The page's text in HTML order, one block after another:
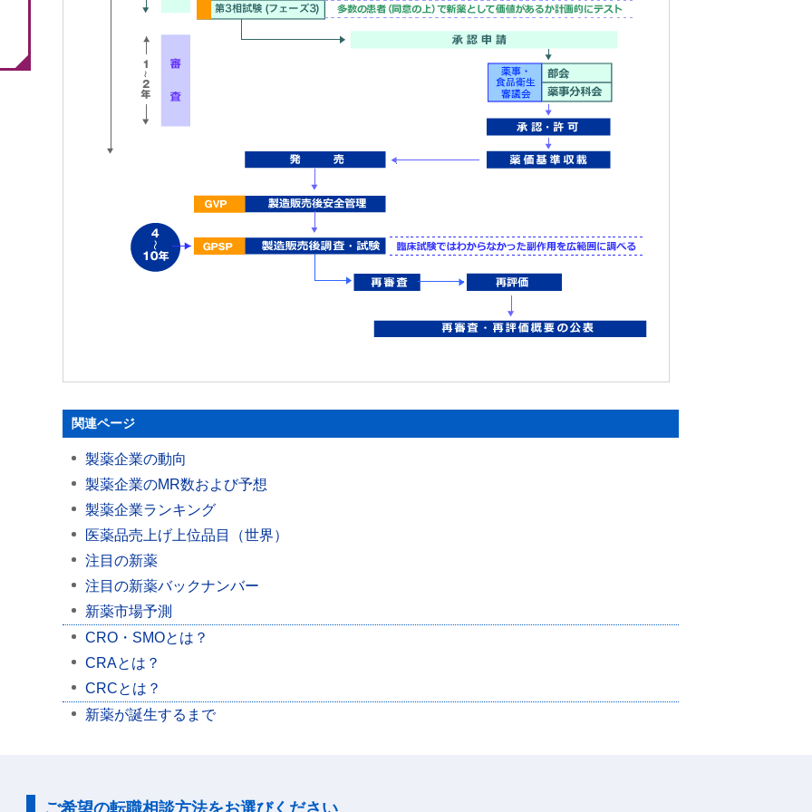
関連ページ
製薬企業の動向
製薬企業のMR数および予想
製薬企業ランキング
医薬品売上げ上位品目（世界）
注目の新薬
注目の新薬バックナンバー
新薬市場予測
CRO・SMOとは？
CRAとは？
CRCとは？
新薬が誕生するまで
ご希望の転職相談方法をお選びください